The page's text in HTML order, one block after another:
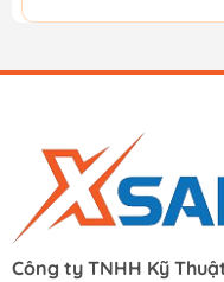
Công ty TNHH Kỹ